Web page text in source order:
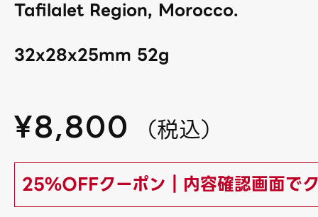
Tafilalet Region, Morocco.
32x28x25mm 52g
¥8,800 （税込）
25%OFFクーポン｜内容確認画面で